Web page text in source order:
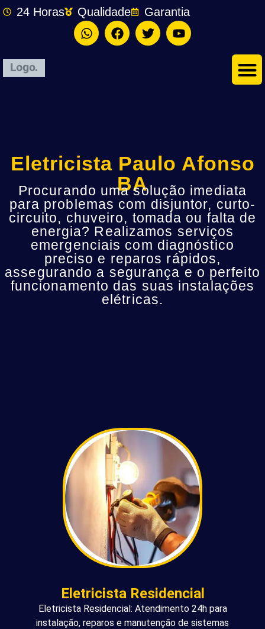
24 Horas Qualidade Garantia
Eletricista Paulo Afonso
BA
Procurando uma solução imediata
para problemas com disjuntor, curto-
circuito, chuveiro, tomada ou falta de
energia? Realizamos serviços
emergenciais com diagnóstico
preciso e reparos rápidos,
assegurando a segurança e o perfeito
funcionamento das suas instalações
elétricas.
Eletricista Residencial
Eletricista Residencial: Atendimento 24h para
instalação, reparos e manutenção de sistemas